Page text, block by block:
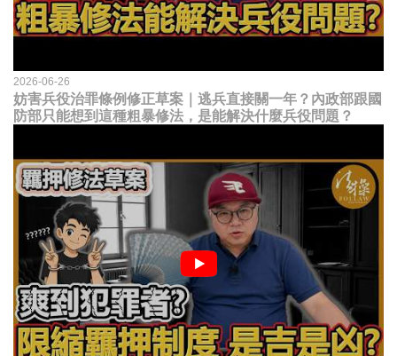
2026-06-26
妨害兵役治罪條例修正草案｜逃兵直接關一年？內政部跟國
防部只能想到這種粗暴修法，是能解決什麼兵役問題？